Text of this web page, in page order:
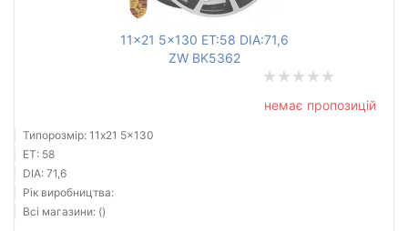
11x21 5x130 ET:58 DIA:71,6
ZW BK5362
немає пропозицій
Типорозмір: 11x21 5x130
ET: 58
DIA: 71,6
Рік виробництва:
Всі магазини: ()